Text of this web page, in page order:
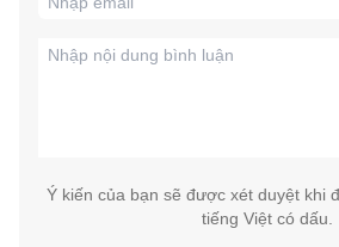
Ý kiến của bạn sẽ được xét duyệt khi
tiếng Việt có dấu.